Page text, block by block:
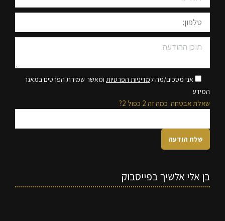
אני מסכים/מה למדיניות הפרטיות ומאשר שמירת הפרטים במאגר
המידע
שאלת אבטחה: כמה זה 2 כפול 2?
בן אלי אלשיך בפייסבוק